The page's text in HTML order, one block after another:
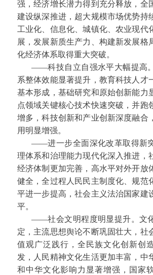
强，经济增长潜力得到充分释放，全
建设纵深推进，超大规模市场优势持
工业化、信息化、城镇化、农业现代
展，发展新质生产力、构建新发展格
化经济体系取得重大突破。
——科技自立自强水平大幅提高
系整体效能显著提升，教育科技人才
基本形成，基础研究和原始创新能力
点领域关键核心技术快速突破，并跑
增多，科技创新和产业创新深度融合
用明显增强。
——进一步全面深化改革取得新
理体系和治理能力现代化深入推进，
经济体制更加完善，高水平对外开放
健全，全过程人民民主制度化、规范
平进一步提高，社会主义法治国家建
平。
——社会文明程度明显提升。文
定，主流思想舆论不断巩固壮大，社
值观广泛践行，全民族文化创新创
发，人民精神文化生活更加丰富，中
和中华文化影响力显著增强，国家